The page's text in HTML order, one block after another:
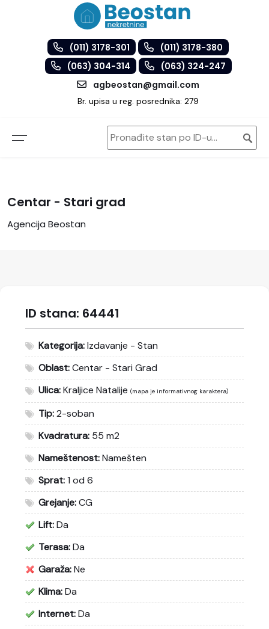
(011) 3178-301
(011) 3178-380
(063) 304-314
(063) 324-247
agbeostan@gmail.com
Br. upisa u reg. posrednika: 279
Centar - Stari grad
Agencija Beostan
ID stana: 64441
Kategorija:Izdavanje - Stan
Oblast:Centar - Stari Grad
Ulica:Kraljice Natalije (mapa je informativnog karaktera)
Tip:2-soban
Kvadratura: 55 m2
Nameštenost:Namešten
Sprat:1 od 6
Grejanje:CG
Lift:Da
Terasa:Da
Garaža:Ne
Klima:Da
Internet:Da